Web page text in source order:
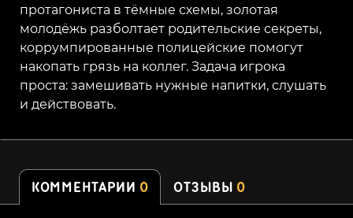
протагониста в тёмные схемы, золотая
молодёжь разболтает родительские секреты,
коррумпированные полицейские помогут
накопать грязь на коллег. Задача игрока
проста: замешивать нужные напитки, слушать
и действовать.
КОММЕНТАРИИ 0 ОТЗЫВЫ 0